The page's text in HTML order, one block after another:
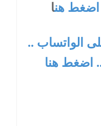
اضغط هنا
الواتساب ..
اضغط هنا